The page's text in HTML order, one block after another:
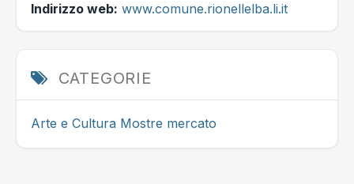
Indirizzo web: www.comune.rionellelba.li.it
CATEGORIE
Arte e Cultura Mostre mercato